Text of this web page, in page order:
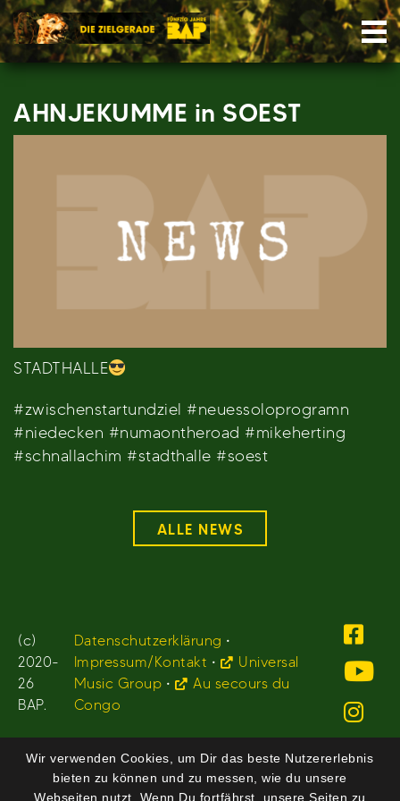
Skip
to
content
AHNJEKUMME in SOEST
STADTHALLE
#zwischenstartundziel #neuessoloprogramn
#niedecken #numaontheroad #mikeherting
#schnallachim #stadthalle #soest
ALLE NEWS
(c)
2020-
26
BAP.
Datenschutzerklärung •
Impressum/Kontakt •
Universal
Music Group •
Au secours du
Congo
Wir verwenden Cookies, um Dir das beste Nutzererlebnis
bieten zu können und zu messen, wie du unsere
Webseiten nutzt. Wenn Du fortfährst, unsere Seiten zu